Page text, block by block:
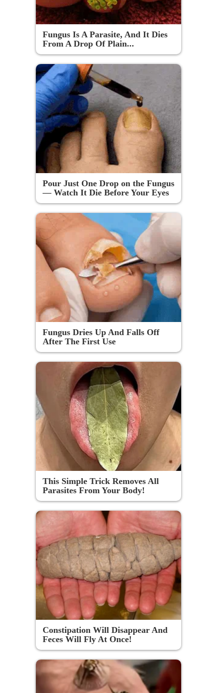
Fungus Is A Parasite, And It Dies
From A Drop Of Plain...
Pour Just One Drop on the Fungus
— Watch It Die Before Your Eyes
Fungus Dries Up And Falls Off
After The First Use
This Simple Trick Removes All
Parasites From Your Body!
Constipation Will Disappear And
Feces Will Fly At Once!